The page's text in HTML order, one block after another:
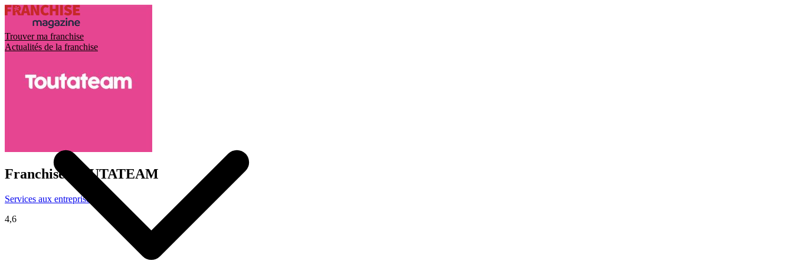
Trouver ma franchise
Actualités de la franchise
Franchise TOUTATEAM
Services aux entreprises
4,6